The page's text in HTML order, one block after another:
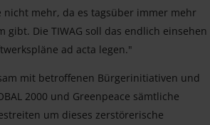
nicht mehr, da es tagsüber immer mehr
gibt. Die TIWAG soll das endlich einsehen
ad acta legen."
mit betroffenen Bürgerinitiativen und
2000 und Greenpeace sämtliche
um dieses zerstörerische